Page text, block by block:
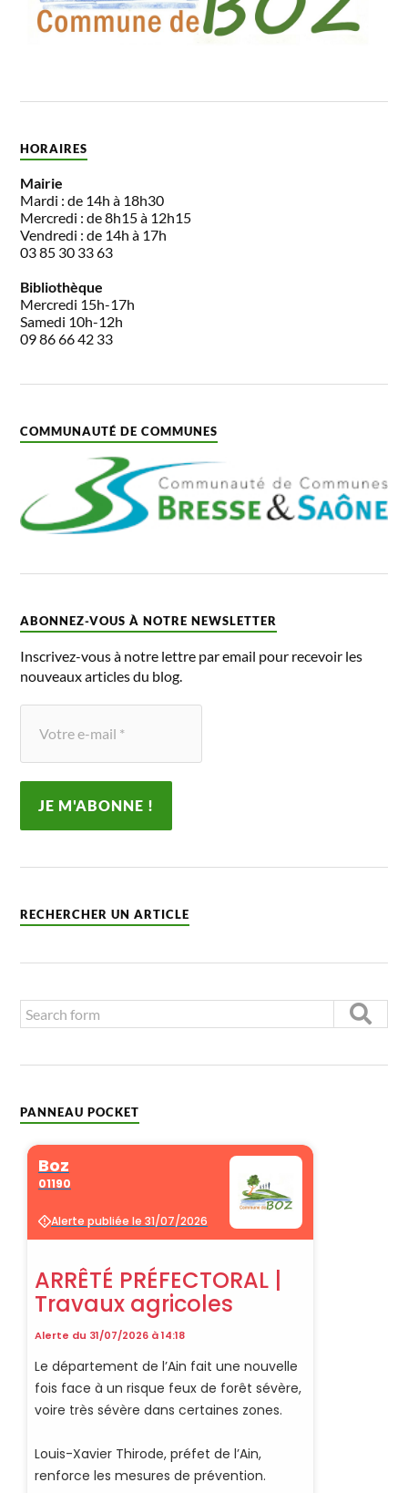
HORAIRES
Mairie
Mardi : de 14h à 18h30
Mercredi : de 8h15 à 12h15
Vendredi : de 14h à 17h
03 85 30 33 63
Bibliothèque
Mercredi 15h-17h
Samedi 10h-12h
09 86 66 42 33
COMMUNAUTÉ DE COMMUNES
ABONNEZ-VOUS À NOTRE NEWSLETTER
Inscrivez-vous à notre lettre par email pour recevoir les
nouveaux articles du blog.
RECHERCHER UN ARTICLE
PANNEAU POCKET